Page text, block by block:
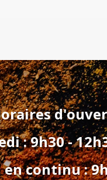
: 9h30 -
en continu :